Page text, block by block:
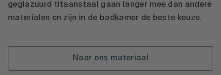
geglazuurd titaanstaal gaan langer mee dan andere
materialen en zijn in de badkamer de beste keuze.
Naar ons materiaal